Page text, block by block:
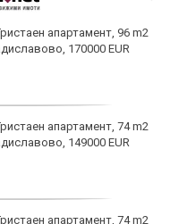
апартамент, 96 m2
170000 EUR
апартамент, 74 m2
149000 EUR
апартамент, 74 m2